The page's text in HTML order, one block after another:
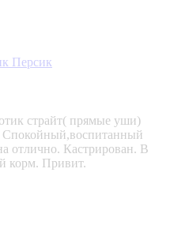
Персик
страйт( прямые уши)
Спокойный,воспитанный
отлично. Кастрирован. В
корм. Привит.